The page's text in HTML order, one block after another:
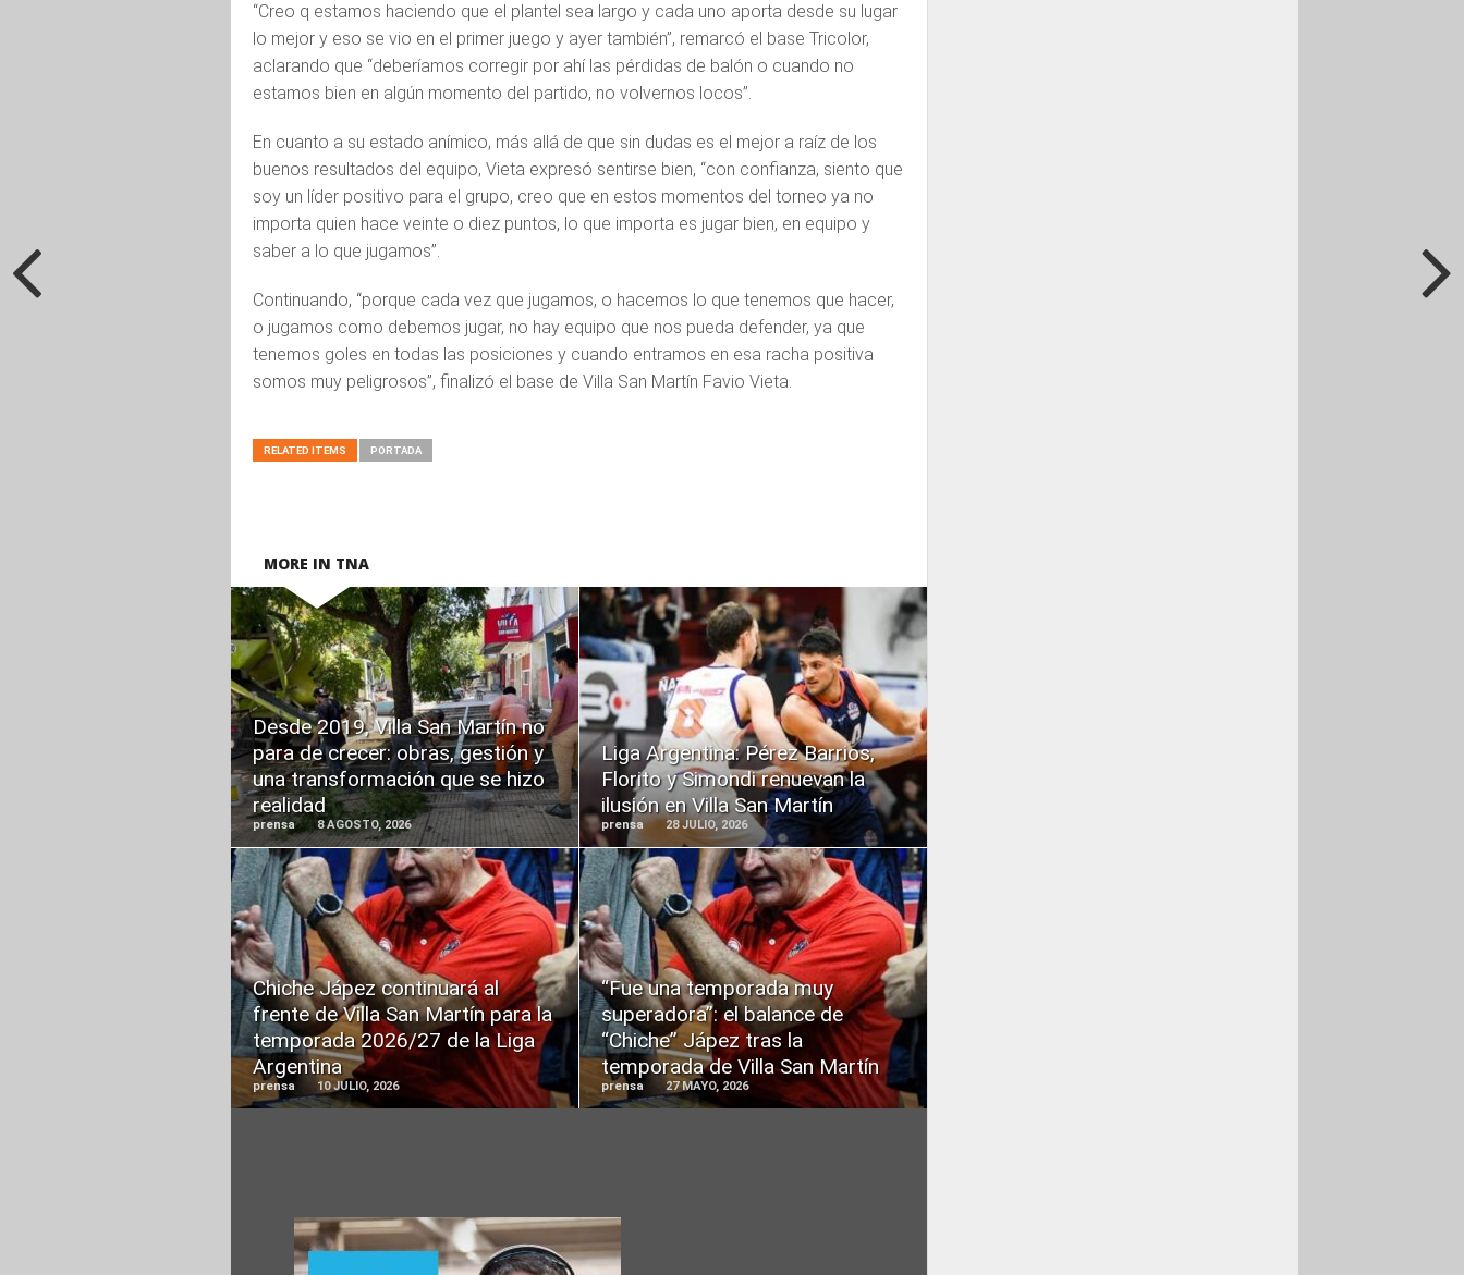
“Creo q estamos haciendo que el plantel sea largo y cada uno aporta desde su lugar
lo mejor y eso se vio en el primer juego y ayer también”, remarcó el base Tricolor,
aclarando que “deberíamos corregir por ahí las pérdidas de balón o cuando no
estamos bien en algún momento del partido, no volvernos locos”.
En cuanto a su estado anímico, más allá de que sin dudas es el mejor a raíz de los
buenos resultados del equipo, Vieta expresó sentirse bien, “con confianza, siento que
soy un líder positivo para el grupo, creo que en estos momentos del torneo ya no
importa quien hace veinte o diez puntos, lo que importa es jugar bien, en equipo y
saber a lo que jugamos”.
Continuando, “porque cada vez que jugamos, o hacemos lo que tenemos que hacer,
o jugamos como debemos jugar, no hay equipo que nos pueda defender, ya que
tenemos goles en todas las posiciones y cuando entramos en esa racha positiva
somos muy peligrosos”, finalizó el base de Villa San Martín Favio Vieta.
RELATED ITEMS PORTADA
MORE IN TNA
Desde 2019, Villa San Martín no
para de crecer: obras, gestión y
una transformación que se hizo
realidad
prensa 8 AGOSTO, 2026
READ
MORE
Liga Argentina: Pérez Barrios,
Florito y Simondi renuevan la
ilusión en Villa San Martín
prensa 28 JULIO, 2026
READ
MORE
Chiche Jápez continuará al
frente de Villa San Martín para la
temporada 2026/27 de la Liga
Argentina
prensa 10 JULIO, 2026
READ
MORE
“Fue una temporada muy
superadora”: el balance de
“Chiche” Jápez tras la
temporada de Villa San Martín
prensa 27 MAYO, 2026
READ
MORE